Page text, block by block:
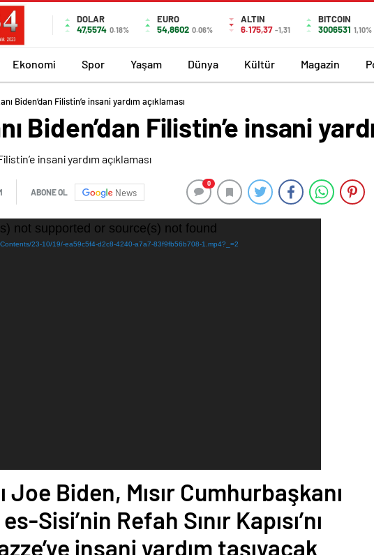
DOLAR
47,5574 0.18%
EURO
54,8602 0.06%
ALTIN
6.175,37 -1,31
BITCOIN
3006531 1,10%
Ekonomi Spor Yaşam Dünya Kültür Magazin
Biden’dan Filistin’e insani yardım açıklaması
Biden’dan Filistin’e insani
ABONE OL News
0
not supported or source(s) not found
23-10/19/-ea59c5f4-d2c8-4240-a7a7-83f9fb56b708-1.mp4?_=2
Joe Biden, Mısır Cumhurbaşkanı
Sisi’nin Refah Sınır Kapısı’nı
insani yardım taşıyacak